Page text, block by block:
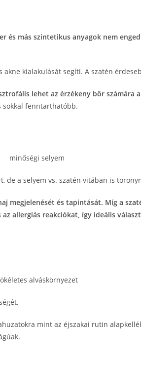
más szintetikus anyagok nem
kialakulását segíti. A szatén
lehet az érzékeny bőr számára
sokkal fenntarthatóbb.
a selyem vs. szatén vitában is
megjelenését és tapintását. Míg a
allergiás reakciókat, így ideális
mint az éjszakai rutin